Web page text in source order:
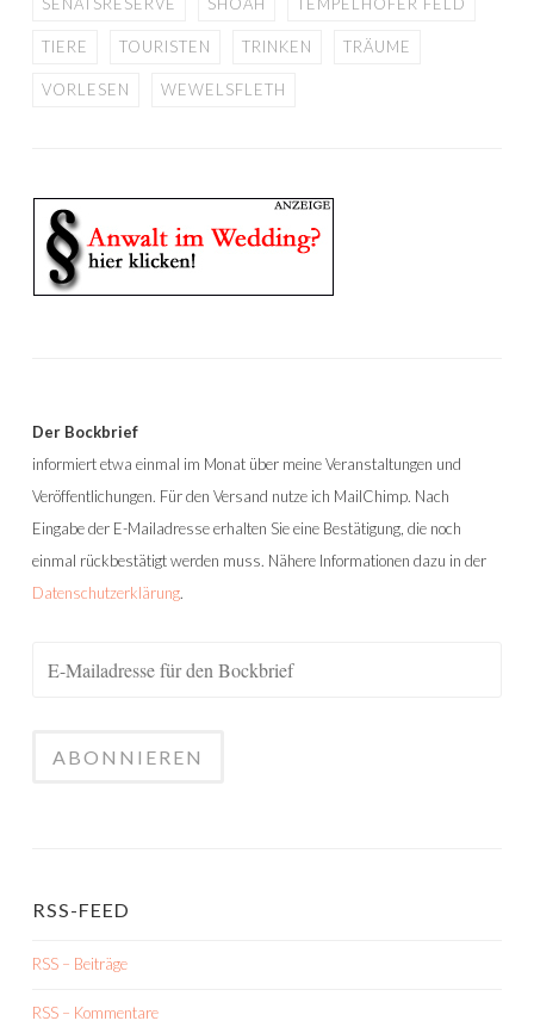
TIERE TOURISTEN TRINKEN TRÄUME
VORLESEN WEWELSFLETH
Der Bockbrief
informiert etwa einmal im Monat über meine Veranstaltungen und
Veröffentlichungen. Für den Versand nutze ich MailChimp. Nach
Eingabe der E-Mailadresse erhalten Sie eine Bestätigung, die noch
einmal rückbestätigt werden muss. Nähere Informationen dazu in der
Datenschutzerklärung.
RSS-FEED
RSS – Beiträge
RSS – Kommentare